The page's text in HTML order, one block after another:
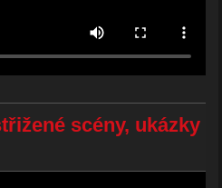
scény, ukázky